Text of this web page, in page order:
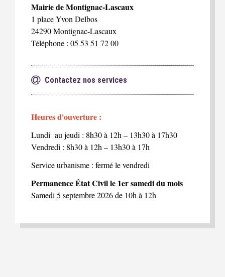
Mairie de Montignac-Lascaux
1 place Yvon Delbos
24290 Montignac-Lascaux
Téléphone : 05 53 51 72 00
Contactez nos services
Heures d'ouverture :
Lundi au jeudi : 8h30 à 12h – 13h30 à 17h30
Vendredi : 8h30 à 12h – 13h30 à 17h
Service urbanisme : fermé le vendredi
Permanence État Civil le 1er samedi du mois
Samedi 5 septembre 2026 de 10h à 12h